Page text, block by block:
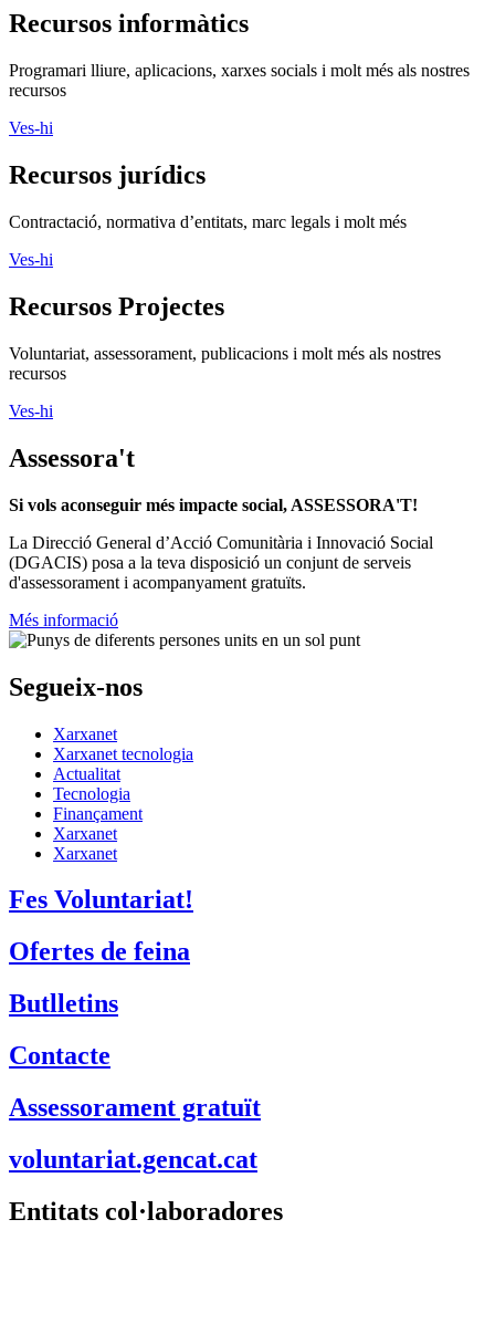
Recursos informàtics
Programari lliure, aplicacions, xarxes socials i molt més als nostres
recursos
Ves-hi
Recursos jurídics
Contractació, normativa d’entitats, marc legals i molt més
Ves-hi
Recursos Projectes
Voluntariat, assessorament, publicacions i molt més als nostres
recursos
Ves-hi
Assessora't
Si vols aconseguir més impacte social, ASSESSORA'T!
La Direcció General d’Acció Comunitària i Innovació Social
(DGACIS) posa a la teva disposició un conjunt de serveis
d'assessorament i acompanyament gratuïts.
Més informació
Segueix-nos
Xarxanet
Xarxanet tecnologia
Actualitat
Tecnologia
Finançament
Xarxanet
Xarxanet
Fes Voluntariat!
Ofertes de feina
Butlletins
Contacte
Assessorament gratuït
voluntariat.gencat.cat
Entitats col·laboradores